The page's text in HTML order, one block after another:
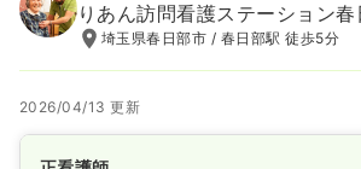
りあん訪問看護ステーション春
埼玉県春日部市 / 春日部駅 徒歩5分
2026/04/13 更新